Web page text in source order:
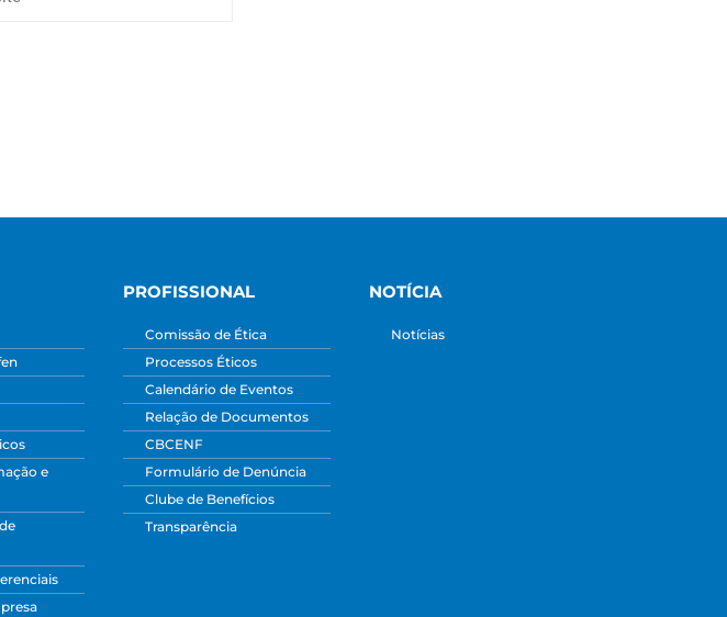
e
PROFISSIONAL
Comissão de Ética
Processos Éticos
Calendário de Eventos
Relação de Documentos
CBCENF
Formulário de Denúncia
Clube de Benefícios
Transparência
NOTÍCIA
Notícias